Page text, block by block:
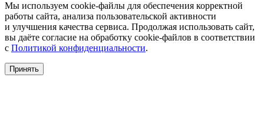
Мы используем cookie-файлы для обеспечения корректной
работы сайта, анализа пользовательской активности
и улучшения качества сервиса. Продолжая использовать сайт,
вы даёте согласие на обработку cookie-файлов в соответствии
с Политикой конфиденциальности.
Принять